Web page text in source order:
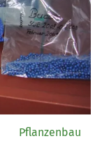
Pflanzenbau